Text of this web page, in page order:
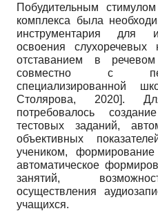
Побудительным
комплекса была
инструментария для
освоения
отставанием в
совместно с
специализированной
Столярова, 2020].
потребовалось
тестовых заданий,
объективных
учеником,
автоматическое
занятий,
осуществления
учащихся.